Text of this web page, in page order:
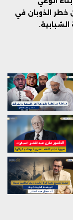
خطر الذوبان في